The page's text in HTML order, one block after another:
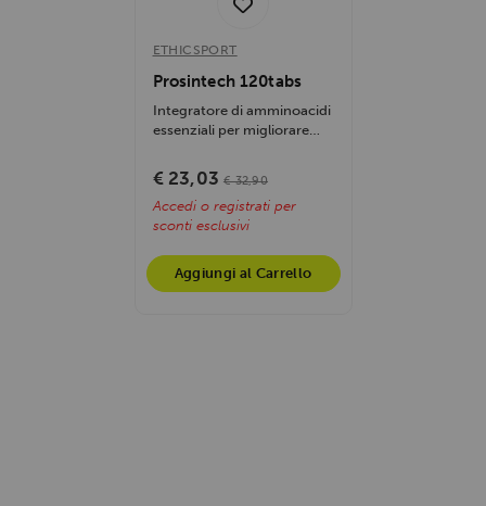
ETHICSPORT
Prosintech 120tabs
Integratore di amminoacidi
essenziali per migliorare
recupero...
€ 23,03 € 32,90
Accedi o registrati per
sconti esclusivi
Aggiungi al Carrello